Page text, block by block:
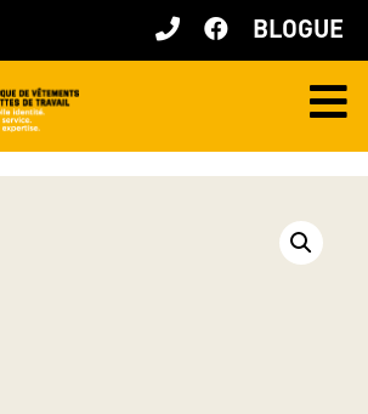
BLOGUE